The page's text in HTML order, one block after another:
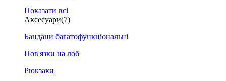
Показати всі
Аксесуари(7)
Бандани багатофункціональні
Пов'язки на лоб
Рюкзаки